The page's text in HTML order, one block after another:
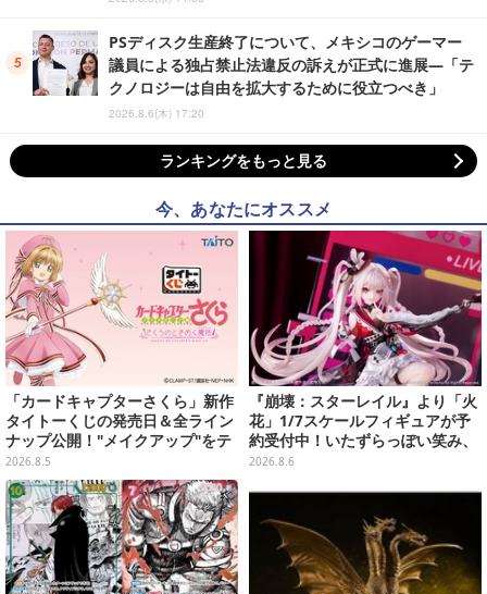
PSディスク生産終了について、メキシコのゲーマー
議員による独占禁止法違反の訴えが正式に進展―「テ
クノロジーは自由を拡大するために役立つべき」
2026.8.6(木) 17:20
ランキングをもっと見る
今、あなたにオススメ
「カードキャプターさくら」新作
タイトーくじの発売日＆全ライン
ナップ公開！"メイクアップ"をテ
ーマに、日常でも使いたくなるア
イテムがズラリ
2026.8.5
『崩壊：スターレイル』より「火
花」1/7スケールフィギュアが予
約受付中！いたずらっぽい笑み、
シルクハット型のステージが華や
2026.8.6